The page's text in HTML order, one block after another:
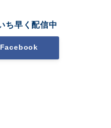
ち早く配信中
Facebook